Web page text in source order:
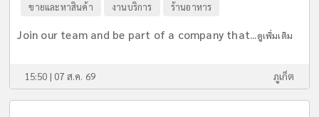
ขายและหาสินค้า งานบริการ ร้านอาหาร
Join our team and be part of a company that...ดูเพิ่มเติม
15:50 | 07 ส.ค. 69 ภูเก็ต